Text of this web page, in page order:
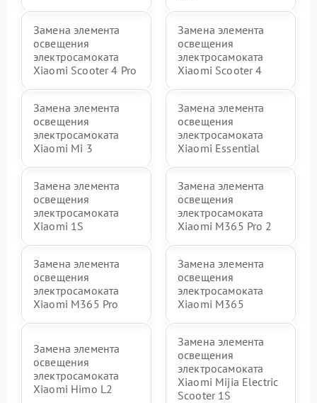
Замена элемента
освещения
электросамоката
Xiaomi Scooter 4 Pro
Замена элемента
освещения
электросамоката
Xiaomi Scooter 4
Замена элемента
освещения
электросамоката
Xiaomi Mi 3
Замена элемента
освещения
электросамоката
Xiaomi Essential
Замена элемента
освещения
электросамоката
Xiaomi 1S
Замена элемента
освещения
электросамоката
Xiaomi M365 Pro 2
Замена элемента
освещения
электросамоката
Xiaomi M365 Pro
Замена элемента
освещения
электросамоката
Xiaomi M365
Замена элемента
освещения
электросамоката
Xiaomi Himo L2
Замена элемента
освещения
электросамоката
Xiaomi Mijia Electric
Scooter 1S